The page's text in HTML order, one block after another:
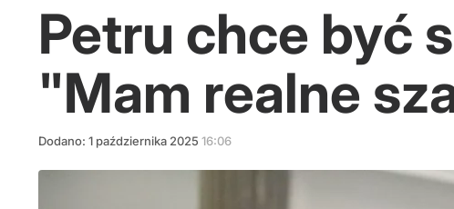
Petru chce być
"Mam realne
Dodano: 1 października 2025 16:06